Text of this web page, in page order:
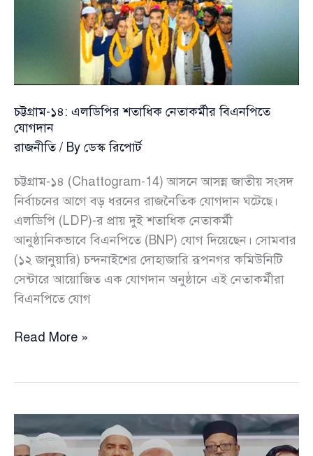
চট্টগ্রাম-১৪: এলডিপির শতাধিক নেতাকর্মীর বিএনপিতে
যোগদান
রাজনীতি/ By ডেস্ক রিপোর্ট
চট্টগ্রাম-১৪ (Chattogram-14) আসনে আসন্ন জাতীয় সংসদ
নির্বাচনের আগে বড় ধরনের রাজনৈতিক যোগদান ঘটেছে।
এলডিপি (LDP)-র প্রায় দুই শতাধিক নেতাকর্মী
আনুষ্ঠানিকভাবে বিএনপিতে (BNP) যোগ দিয়েছেন। সোমবার
(১২ জানুয়ারি) চন্দনাইশের দোহাজারি রূপনগর কমিউনিটি
সেন্টারে আয়োজিত এক যোগদান অনুষ্ঠানে এই নেতাকর্মীরা
বিএনপিতে যোগ
চট্টগ্রাম-১৪:
বিএনপিতে
যোগদান
Read More »